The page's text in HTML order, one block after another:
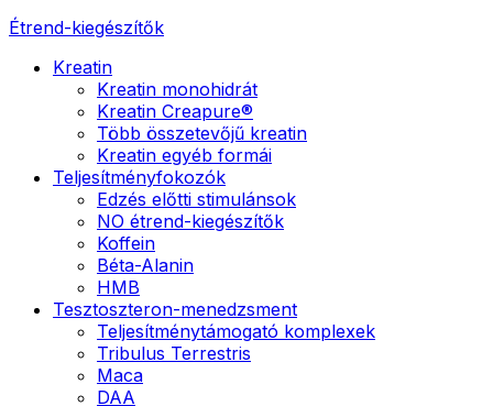
Étrend-kiegészítők
Kreatin
Kreatin monohidrát
Kreatin Creapure®
Több összetevőjű kreatin
Kreatin egyéb formái
Teljesítményfokozók
Edzés előtti stimulánsok
NO étrend-kiegészítők
Koffein
Béta-Alanin
HMB
Tesztoszteron-menedzsment
Teljesítménytámogató komplexek
Tribulus Terrestris
Maca
DAA